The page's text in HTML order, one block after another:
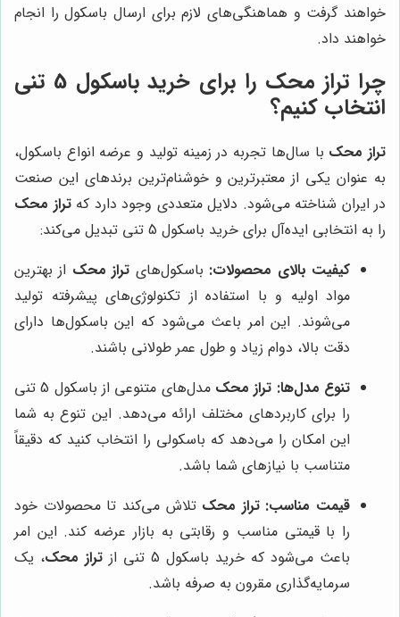
خواهند گرفت و هماهنگی‌های لازم برای ارسال باسکول را انجام
خواهند داد.
چرا تراز محک را برای خرید باسکول 5 تنی
انتخاب کنیم؟
تراز محک با سال‌ها تجربه در زمینه تولید و عرضه انواع باسکول،
به عنوان یکی از معتبرترین و خوشنام‌ترین برندهای این صنعت
در ایران شناخته می‌شود. دلایل متعددی وجود دارد کهتراز محک
را به انتخابی ایده‌آل برای خرید باسکول 5 تنی تبدیل می‌کند:
کیفیت بالای محصولات: باسکول‌های تراز محک از بهترین
مواد اولیه و با استفاده از تکنولوژی‌های پیشرفته تولید
می‌شوند. این امر باعث می‌شود که این باسکول‌ها دارای
دقت بالا، دوام زیاد و طول عمر طولانی باشند.
تنوع مدل‌ها: تراز محک
مدل‌های متنوعی از باسکول 5 تنی
را برای کاربردهای مختلف ارائه می‌دهد. این تنوع به شما
این امکان را می‌دهد که باسکولی را انتخاب کنید که دقیقاً
متناسب با نیازهای شما باشد.
قیمت مناسب: تراز محک تلاش می‌کند تا محصولات خود
را با قیمتی مناسب و رقابتی به بازار عرضه کند. این امر
باعث می‌شود که خرید باسکول 5 تنی از
تراز محک، یک
سرمایه‌گذاری مقرون به صرفه باشد.